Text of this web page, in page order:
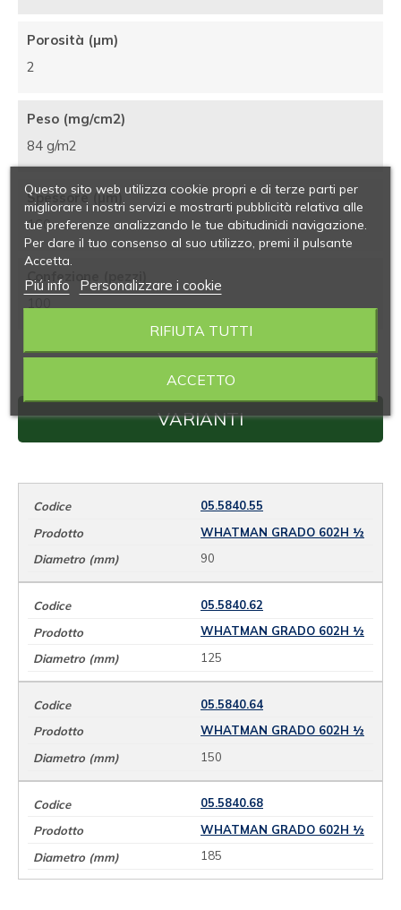
Porosità (µm)
2
Peso (mg/cm2)
84 g/m2
Spessore (µm)
160
Confezione (pezzi)
VARIANTI
05.5840.55
WHATMAN GRADO 602H ½
90
05.5840.62
WHATMAN GRADO 602H ½
125
05.5840.64
WHATMAN GRADO 602H ½
150
05.5840.68
WHATMAN GRADO 602H ½
185
Questo sito web utilizza cookie propri e di terze parti per
migliorare i nostri servizi e mostrarti pubblicità relativa alle
tue preferenze analizzando le tue abitudinidi navigazione.
Per dare il tuo consenso al suo utilizzo, premi il pulsante
Accetta.
Piú info Personalizzare i cookie
RIFIUTA TUTTI
ACCETTO